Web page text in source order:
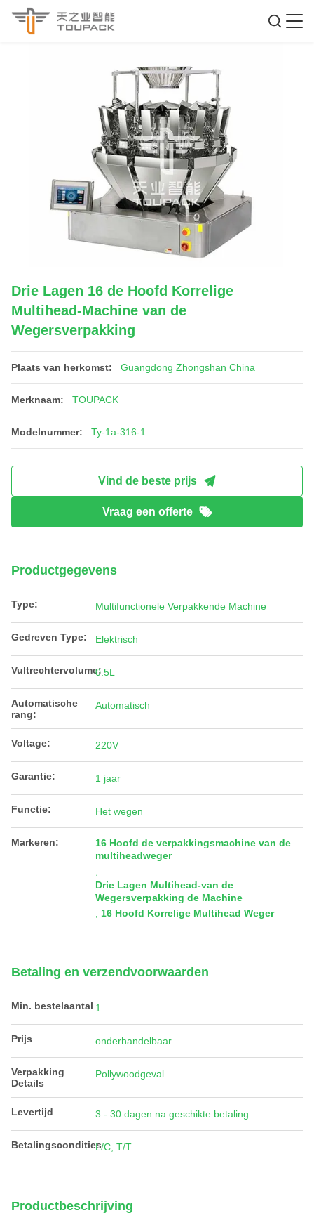
Drie Lagen 16 de Hoofd Korrelige
Multihead-Machine van de
Wegersverpakking
Plaats van herkomst: Guangdong Zhongshan China
Merknaam: TOUPACK
Modelnummer: Ty-1a-316-1
Vind de beste prijs
Vraag een offerte
Productgegevens
Type: Multifunctionele Verpakkende Machine
Gedreven Type: Elektrisch
Vultrechtervolume:0.5L
Automatische
rang:
Automatisch
Voltage: 220V
Garantie: 1 jaar
Functie: Het wegen
Markeren:
16 Hoofd de verpakkingsmachine van de
multiheadweger
Drie Lagen Multihead-van de
Wegersverpakking de Machine
16 Hoofd Korrelige Multihead Weger
Betaling en verzendvoorwaarden
Min. bestelaantal 1
Prijs onderhandelbaar
Verpakking
Details
Pollywoodgeval
Levertijd 3 - 30 dagen na geschikte betaling
BetalingsconditiesL/C, T/T
Productbeschrijving